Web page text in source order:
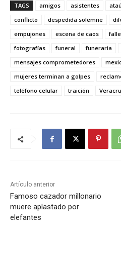
TAGS amigos asistentes
conflicto
despedida solemne
empujones
escena de caos
fotografías
funeral funeraria
mensajes comprometedores
mujeres terminan a golpes
teléfono celular
traición
Artículo anterior
Famoso cazador millonario
muere aplastado por
elefantes